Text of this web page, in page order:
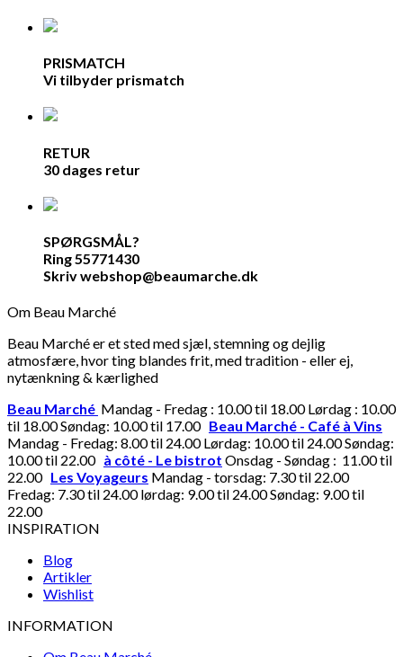
PRISMATCH
Vi tilbyder prismatch
RETUR
30 dages retur
SPØRGSMÅL?
Ring 55771430
Skriv webshop@beaumarche.dk
Om Beau Marché
Beau Marché er et sted med sjæl, stemning og dejlig
atmosfære, hvor ting blandes frit, med tradition - eller ej,
nytænkning & kærlighed
Beau Marché Mandag - Fredag : 10.00 til 18.00 Lørdag : 10.00
til 18.00 Søndag: 10.00 til 17.00 Beau Marché - Café à Vins
Mandag - Fredag: 8.00 til 24.00 Lørdag: 10.00 til 24.00 Søndag:
10.00 til 22.00 à côté - Le bistrot Onsdag - Søndag : 11.00 til
22.00 Les Voyageurs Mandag - torsdag: 7.30 til 22.00
Fredag: 7.30 til 24.00 lørdag: 9.00 til 24.00 Søndag: 9.00 til
22.00
INSPIRATION
Blog
Artikler
Wishlist
INFORMATION